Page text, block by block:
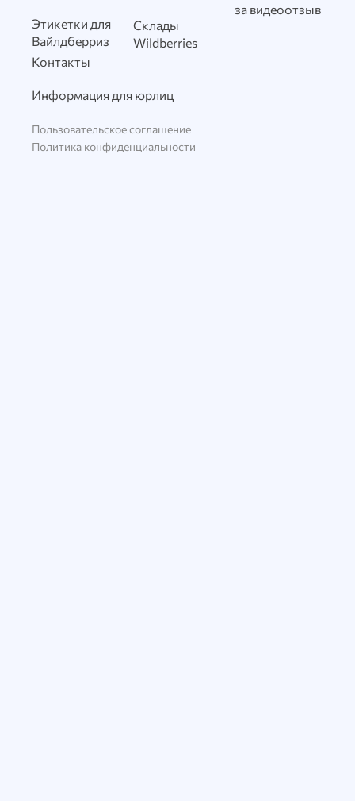
Этикетки для
Вайлдберриз
Склады
Wildberries
за видеоотзыв
Контакты
Информация для юрлиц
Пользовательское соглашение
Политика конфиденциальности